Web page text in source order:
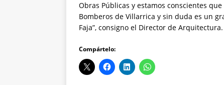
Obras Públicas y estamos conscientes
Bomberos de Villarrica y sin duda es un
Faja”, consigno el Director de Arquitectura.
Compártelo: